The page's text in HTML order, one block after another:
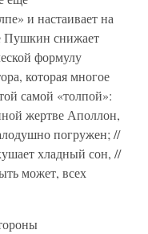
и настаивает на
Пушкин снижает
формулу
которая многое
самой «толпой»:
жертве Аполлон,
погружен; //
хладный сон, //
может, всех